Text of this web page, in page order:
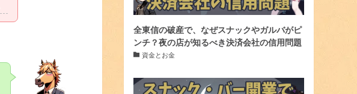
全東信の破産で、なぜスナックやガルバがピ
ンチ？夜の店が知るべき決済会社の信用問題
資金とお金